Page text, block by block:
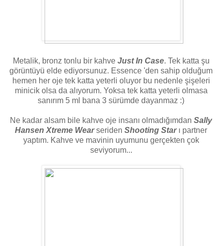
Metalik, bronz tonlu bir kahve Just In Case. Tek katta şu
görüntüyü elde ediyorsunuz. Essence 'den sahip olduğum
hemen her oje tek katta yeterli oluyor bu nedenle şişeleri
minicik olsa da alıyorum. Yoksa tek katta yeterli olmasa
sanırım 5 ml bana 3 sürümde dayanmaz :)
Ne kadar alsam bile kahve oje insanı olmadığımdan Sally
Hansen Xtreme Wearseriden Shooting Star ı partner
yaptım. Kahve ve mavinin uyumunu gerçekten çok
seviyorum...